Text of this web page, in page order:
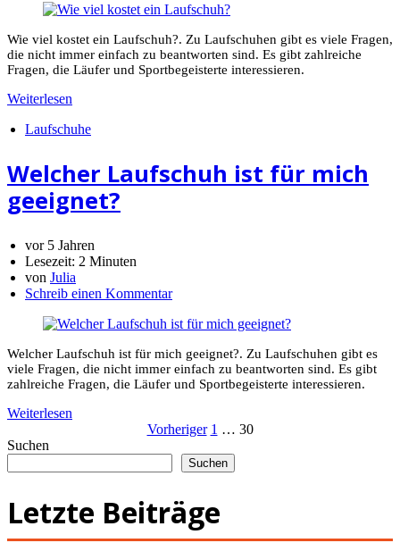
Wie viel kostet ein Laufschuh?. Zu Laufschuhen gibt es viele Fragen,
die nicht immer einfach zu beantworten sind. Es gibt zahlreiche
Fragen, die Läufer und Sportbegeisterte interessieren.
Weiterlesen
Laufschuhe
Welcher Laufschuh ist für mich
geeignet?
vor 5 Jahren
Lesezeit: 2 Minuten
von Julia
Schreib einen Kommentar
Welcher Laufschuh ist für mich geeignet?. Zu Laufschuhen gibt es
viele Fragen, die nicht immer einfach zu beantworten sind. Es gibt
zahlreiche Fragen, die Läufer und Sportbegeisterte interessieren.
Weiterlesen
der
Beiträge
Vorheriger 1 … 30
Suchen
Suchen
Letzte Beiträge